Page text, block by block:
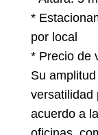
*
por local
* Precio de
Su
versatilidad
acuerdo a